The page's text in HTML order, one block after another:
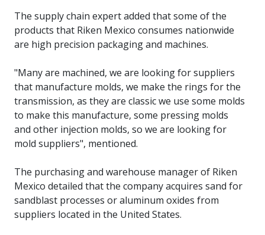
The supply chain expert added that some of the
products that Riken Mexico consumes nationwide
are high precision packaging and machines.
"Many are machined, we are looking for suppliers
that manufacture molds, we make the rings for the
transmission, as they are classic we use some molds
to make this manufacture, some pressing molds
and other injection molds, so we are looking for
mold suppliers", mentioned.
The purchasing and warehouse manager of Riken
Mexico detailed that the company acquires sand for
sandblast processes or aluminum oxides from
suppliers located in the United States.